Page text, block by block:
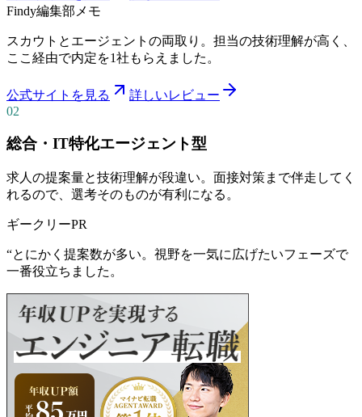
Findy編集部メモ
スカウトとエージェントの両取り。担当の技術理解が高く、
ここ経由で内定を1社もらえました。
公式サイトを見る
詳しいレビュー
02
総合・IT特化エージェント型
求人の提案量と技術理解が段違い。面接対策まで伴走してく
れるので、選考そのものが有利になる。
ギークリーPR
“とにかく提案数が多い。視野を一気に広げたいフェーズで
一番役立ちました。